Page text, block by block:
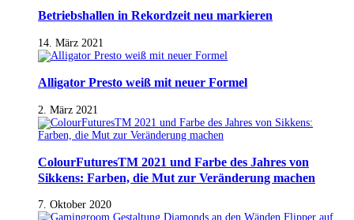
Betriebshallen in Rekordzeit neu markieren
14. März 2021
Alligator Presto weiß mit neuer Formel
2. März 2021
ColourFuturesTM 2021 und Farbe des Jahres von
Sikkens: Farben, die Mut zur Veränderung machen
7. Oktober 2020